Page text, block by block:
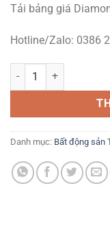
Tải bảng giá
Hotline/Zalo: 0386
Diamond Light Thái
Danh mục: Bất động sản